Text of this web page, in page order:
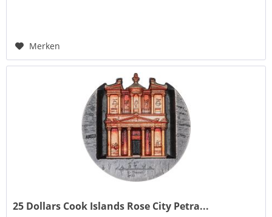
Merken
25 Dollars Cook Islands Rose City Petra...